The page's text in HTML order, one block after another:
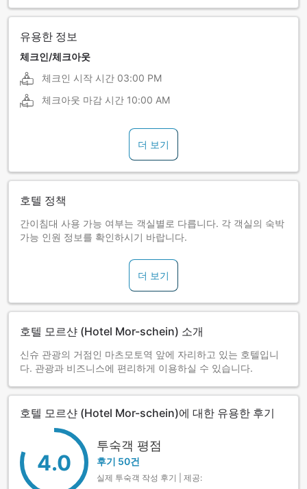
유용한 정보
체크인/체크아웃
체크인 시작 시간 03:00 PM
체크아웃 마감 시간 10:00 AM
더 보기
호텔 정책
간이침대 사용 가능 여부는 객실별로 다릅니다. 각 객실의 숙박
가능 인원 정보를 확인하시기 바랍니다.
더 보기
호텔 모르샨 (Hotel Mor-schein) 소개
신슈 관광의 거점인 마츠모토역 앞에 자리하고 있는 호텔입니
다. 관광과 비즈니스에 편리하게 이용하실 수 있습니다.
호텔 모르샨 (Hotel Mor-schein)에 대한 유용한 후기
4.0
투숙객 평점
후기 50건
실제 투숙객 작성 후기 | 제공: